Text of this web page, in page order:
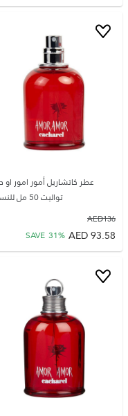
عطر كاتشاريل أمور امور او
تواليت 50 مل للنساء
136
AED
93.58
AED
SAVE 31%